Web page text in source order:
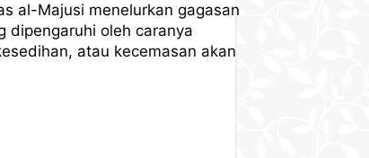
al-Majusi menelurkan gagasan
dipengaruhi oleh caranya
atau kecemasan akan